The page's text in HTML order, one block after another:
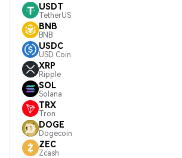
USDT
TetherUS
BNB
BNB
USDC
USD Coin
XRP
Ripple
SOL
Solana
TRX
Tron
DOGE
Dogecoin
ZEC
Zcash